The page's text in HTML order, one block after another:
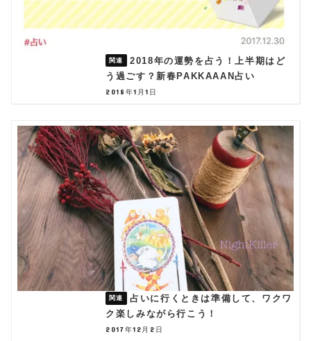
2018年の運勢を占う！上半期はど
う過ごす？新春PAKKAAAN占い
2018年1月1日
占いに行くときは準備して、ワクワ
ク楽しみながら行こう！
2017年12月2日